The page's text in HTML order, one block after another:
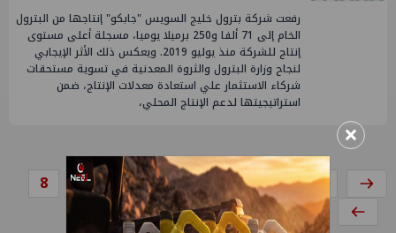
رفعت شركة بترول خليج السويس "جابكو" إنتاجها من البترول
الخام إلى 71 ألفا و250 برميلا يوميا، مسجلة أعلى مستوى
إنتاج للشركة منذ يوليو 2019. ويعكس ذلك الأثر الإيجابي
لنجاح وزارة البترول والثروة المعدنية في تسوية مستحقات
شركاء الاستثمار علي استعادة معدلات الإنتاج، ضمن
استراتيجيتها لدعم الإنتاج المحلي،
1
2
3
4
5
6
7
8
×